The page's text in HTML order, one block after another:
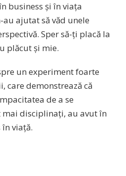
business și în viața
au ajutat să văd unele
Sper să-ți placă la
plăcut și mie.
un experiment foarte
care demonstrează că
de a se
disciplinați, au avut în
viață.